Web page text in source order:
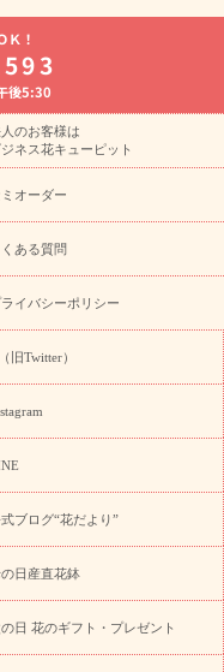
誕生日フラワーギフト特集
開業祝い
お悔やみの花
胡蝶蘭・花鉢
わり ギフト・プレゼント
イベント
お盆 花（新
お盆・お供え 花とセットギ
ー
ひまわり ギフト・プ
中見舞い 花のギフト特集
ト特集
のおすすめランキング
敬
集
敬老の日 花とセットギ
てのギフト一覧
キャン
ペーン
ラワーギフト特集
誕生
トルコキキョウ
ンドウ)
誕生日セット
なんです」キャンペーン
配達特急便
お祝い商品
引っ越し祝い
退院祝い・快気祝い
還暦
お祝いフラワー
供え・お悔やみの花
贈る花
お供え お花とセッ
Ｋ！
後5:30
のお客様は
ジネス花キューピット
ミオーダー
くある質問
ライバシーポリシー
旧Twitter）
ブログ“花だより”
日産直花鉢
日 花のギフト・プレゼント